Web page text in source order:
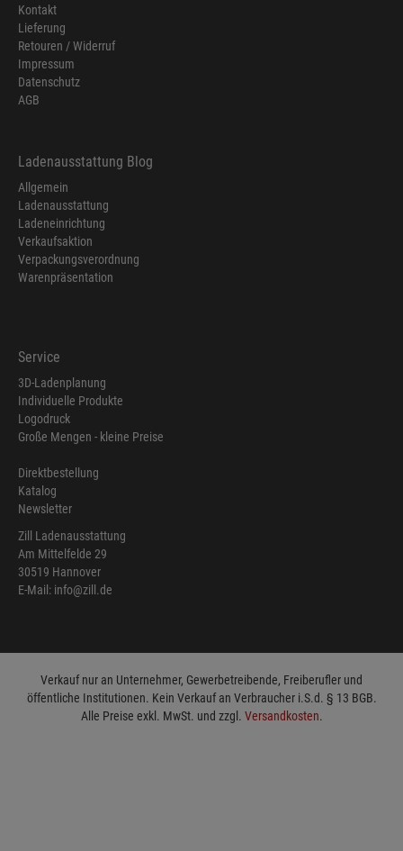
Kontakt
Lieferung
Retouren / Widerruf
Impressum
Datenschutz
AGB
Ladenausstattung Blog
Allgemein
Ladenausstattung
Ladeneinrichtung
Verkaufsaktion
Verpackungsverordnung
Warenpräsentation
Service
3D-Ladenplanung
Individuelle Produkte
Logodruck
Große Mengen - kleine Preise
Direktbestellung
Katalog
Newsletter
Zill Ladenausstattung
Am Mittelfelde 29
30519 Hannover
E-Mail: info@zill.de
Verkauf nur an Unternehmer, Gewerbetreibende, Freiberufler und
öffentliche Institutionen. Kein Verkauf an Verbraucher i.S.d. § 13 BGB.
Alle Preise exkl. MwSt. und zzgl. Versandkosten.